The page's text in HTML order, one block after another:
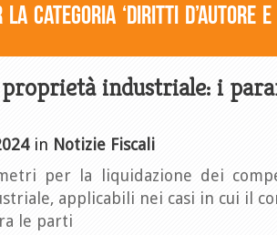
Categoria ‘Diritti d’Autore
industriale: i
in Notizie Fiscali
per la liquidazione dei
applicabili nei casi in cui il
le parti